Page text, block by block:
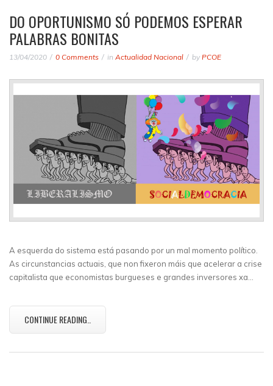
DO OPORTUNISMO SÓ PODEMOS ESPERAR
PALABRAS BONITAS
13/04/2020 0 Comments in Actualidad Nacional by PCOE
A esquerda do sistema está pasando por un mal momento político.
As circunstancias actuais, que non fixeron máis que acelerar a crise
capitalista que economistas burgueses e grandes inversores xa…
CONTINUE READING..